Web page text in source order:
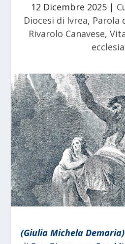
12 Dicembre 2025 |
Diocesi di Ivrea, Parola
Rivarolo Canavese,
(Giulia Michela Demaria)